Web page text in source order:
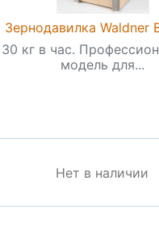
Зернодавилка Waldner
30 кг в час.
модель для...
Нет в наличии